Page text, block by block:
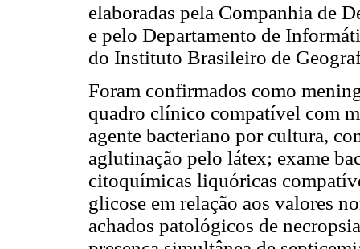
elaboradas pela Companhia de
e pelo Departamento de
do Instituto Brasileiro de
Foram confirmados como
quadro clínico compatível com
agente bacteriano por cultura,
aglutinação pelo látex; exame
citoquímicas liquóricas
glicose em relação aos valores
achados patológicos de